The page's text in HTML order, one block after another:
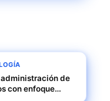
de
con enfoque